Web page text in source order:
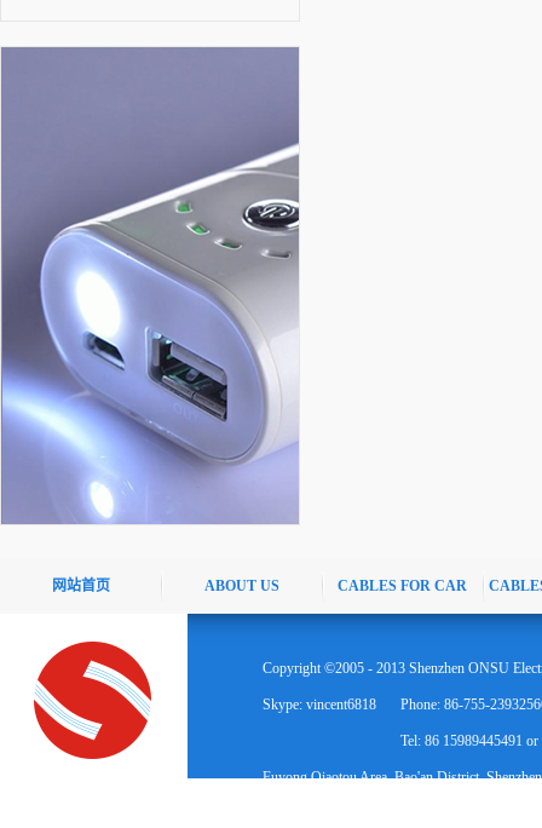
网站首页 ABOUT US CABLES FOR CAR
Skype: vincent6818 Phone: 86-755-
Tel: 86 15989445491
Fuyong Qiaotou Area, Bao'an District,
Copyright ©2005 - 2013 Shenzhen ONSU